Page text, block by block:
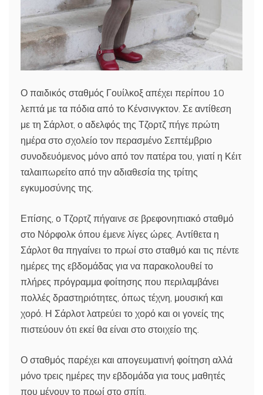
Ο παιδικός σταθμός Γουίλκοξ απέχει περίπου 10
λεπτά με τα πόδια από το Κένσινγκτον. Σε αντίθεση
με τη Σάρλοτ, ο αδελφός της Τζορτζ πήγε πρώτη
ημέρα στο σχολείο τον περασμένο Σεπτέμβριο
συνοδευόμενος μόνο από τον πατέρα του, γιατί η Κέιτ
ταλαιπωρείτο από την αδιαθεσία της τρίτης
εγκυμοσύνης της.
Επίσης, ο Τζορτζ πήγαινε σε βρεφονηπιακό σταθμό
στο Νόρφολκ όπου έμενε λίγες ώρες. Αντίθετα η
Σάρλοτ θα πηγαίνει το πρωί στο σταθμό και τις πέντε
ημέρες της εβδομάδας για να παρακολουθεί το
πλήρες πρόγραμμα φοίτησης που περιλαμβάνει
πολλές δραστηριότητες, όπως τέχνη, μουσική και
χορό. Η Σάρλοτ λατρεύει το χορό και οι γονείς της
πιστεύουν ότι εκεί θα είναι στο στοιχείο της.
Ο σταθμός παρέχει και απογευματινή φοίτηση αλλά
μόνο τρεις ημέρες την εβδομάδα για τους μαθητές
που μένουν το πρωί στο σπίτι.